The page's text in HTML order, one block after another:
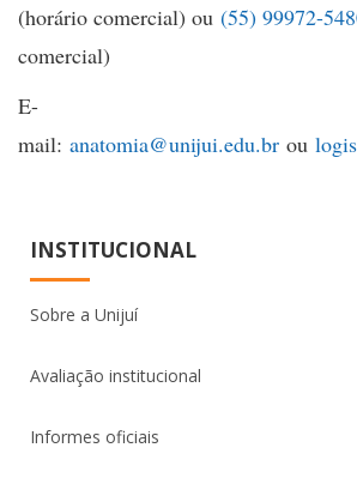
(horário comercial) ou (55) 99972-
comercial)
E-
mail: anatomia@unijui.edu.br ou
INSTITUCIONAL
Sobre a Unijuí
Avaliação institucional
Informes oficiais